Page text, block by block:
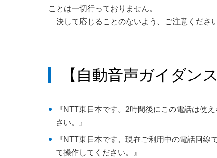
ことは一切行っておりません。
決して応じることのないよう、ご注意くださ
【自動音声ガイダン
『NTT東日本です。2時間後にこの電話は使
さい。』
『NTT東日本です。現在ご利用中の電話回
て操作してください。』